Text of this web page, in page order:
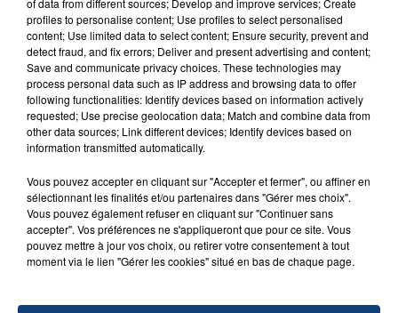
Fresh Prince . Mémorable. "J'attendais qu'il me ramène des glaçons, il ne
l'a pas fait. Il faut qu'il suive une formation", taquine Soprano.
« Il connait tout par c-ur »
Que ce soit, Louane, Black M, Soprano, M.Pokora, Tenny, Tara, Chawki,
l'avis est le même : Ils adorent le public du Nord ! «
de chanter, il connait tout par c-ur», déclarent d'une même voix Soprano,
Black M et M.Pokora. «C'est vraiment génial, on sent beaucoup d'amour
de sa part », s'enthousiasme Tara Mc Donald. « Ca fait chaud au c-ur,
merci», conclut Louane, émue.
place, vous les avez largement « régalés » par votre bonne humeur et
profiles to personalise content; Use profiles to select personalised
content; Use limited data to select content; Ensure security, prevent and
detect fraud, and fix errors; Deliver and present advertising and content;
Save and communicate privacy choices. These technologies may
process personal data such as IP address and browsing data to offer
following functionalities: Identify devices based on information actively
requested; Use precise geolocation data; Match and combine data from
other data sources; Link different devices; Identify devices based on
information transmitted automatically.
Vous pouvez accepter en cliquant sur "Accepter et fermer", ou affiner en
sélectionnant les finalités et/ou partenaires dans "Gérer mes choix".
Vous pouvez également refuser en cliquant sur "Continuer sans
accepter". Vos préférences ne s'appliqueront que pour ce site. Vous
pouvez mettre à jour vos choix, ou retirer votre consentement à tout
moment via le lien "Gérer les cookies" situé en bas de chaque page.